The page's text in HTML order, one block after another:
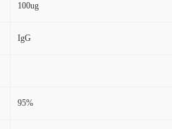
100ug
IgG
95%